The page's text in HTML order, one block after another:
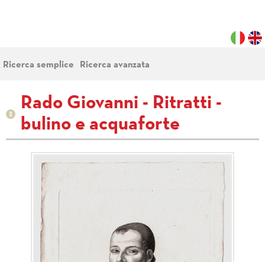
Ricerca semplice Ricerca avanzata
Rado Giovanni - Ritratti -
bulino e acquaforte